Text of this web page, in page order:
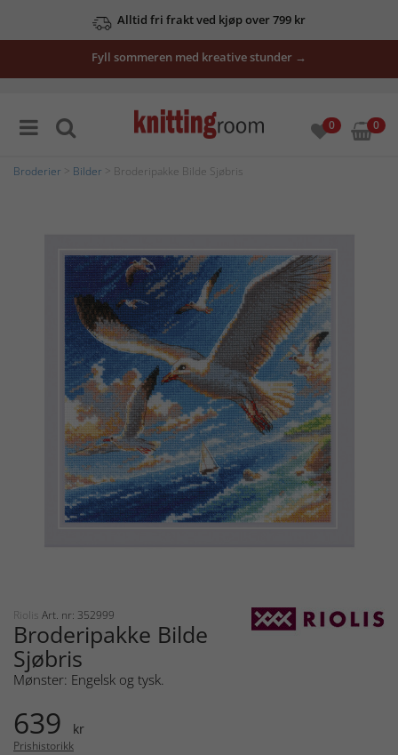
Alltid fri frakt ved kjøp over 799 kr
Fyll sommeren med kreative stunder →
0 0
Broderier Bilder > Broderipakke Bilde Sjøbris
Riolis Art. nr: 352999
Broderipakke Bilde
Sjøbris
Mønster: Engelsk og tysk.
639 kr
Prishistorikk